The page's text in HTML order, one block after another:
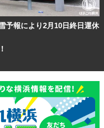
予報により2月10日終日運休